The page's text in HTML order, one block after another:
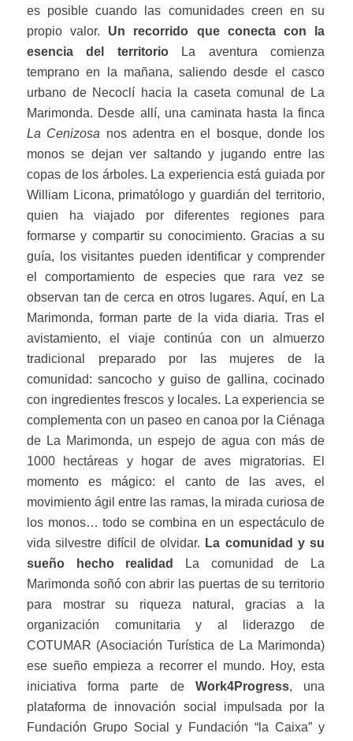
es posible cuando las comunidades creen en su
propio valor. Un recorrido que conecta con la
esencia del territorioLa aventura comienza
temprano en la mañana, saliendo desde el casco
urbano de Necoclí hacia la caseta comunal de La
Marimonda. Desde allí, una caminata hasta la finca
La Cenizosa nos adentra en el bosque, donde los
monos se dejan ver saltando y jugando entre las
copas de los árboles. La experiencia está guiada por
William Licona, primatólogo y guardián del territorio,
quien ha viajado por diferentes regiones para
formarse y compartir su conocimiento. Gracias a su
guía, los visitantes pueden identificar y comprender
el comportamiento de especies que rara vez se
observan tan de cerca en otros lugares. Aquí, en La
Marimonda, forman parte de la vida diaria. Tras el
avistamiento, el viaje continúa con un almuerzo
tradicional preparado por las mujeres de la
comunidad: sancocho y guiso de gallina, cocinado
con ingredientes frescos y locales. La experiencia se
complementa con un paseo en canoa por la Ciénaga
de La Marimonda, un espejo de agua con más de
1000 hectáreas y hogar de aves migratorias. El
momento es mágico: el canto de las aves, el
movimiento ágil entre las ramas, la mirada curiosa de
los monos… todo se combina en un espectáculo de
vida silvestre difícil de olvidar. La comunidad y su
sueño hecho realidad
La comunidad de La
Marimonda soñó con abrir las puertas de su territorio
para mostrar su riqueza natural, gracias a la
organización comunitaria y al liderazgo de
COTUMAR (Asociación Turística de La Marimonda)
ese sueño empieza a recorrer el mundo. Hoy, esta
iniciativa forma parte de Work4Progress, una
plataforma de innovación social impulsada por la
Fundación Grupo Social y Fundación “la Caixa” y